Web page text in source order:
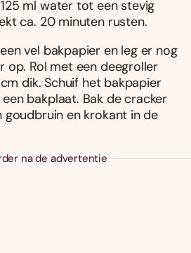
ml water tot een stevig
ca. 20 minuten rusten.
vel bakpapier en leg er nog
op. Rol met een deegroller
dik. Schuif het bakpapier
bakplaat. Bak de cracker
goudbruin en krokant in de
na de advertentie